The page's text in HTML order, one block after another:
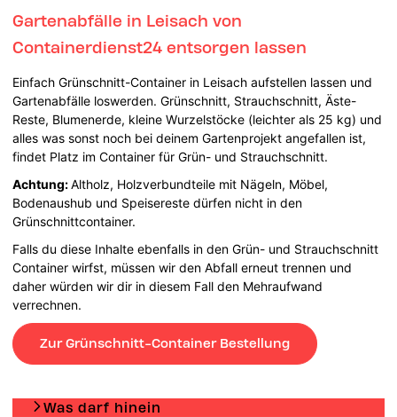
Gartenabfälle in Leisach von
Containerdienst24 entsorgen lassen
Einfach Grünschnitt-Container in Leisach aufstellen lassen und
Gartenabfälle loswerden. Grünschnitt, Strauchschnitt, Äste-
Reste, Blumenerde, kleine Wurzelstöcke (leichter als 25 kg) und
alles was sonst noch bei deinem Gartenprojekt angefallen ist,
findet Platz im Container für Grün- und Strauchschnitt.
Achtung:Altholz, Holzverbundteile mit Nägeln, Möbel,
Bodenaushub und Speisereste dürfen nicht in den
Grünschnittcontainer.
Falls du diese Inhalte ebenfalls in den Grün- und Strauchschnitt
Container wirfst, müssen wir den Abfall erneut trennen und
daher würden wir dir in diesem Fall den Mehraufwand
verrechnen.
Zur Grünschnitt-Container Bestellung
Was darf hinein